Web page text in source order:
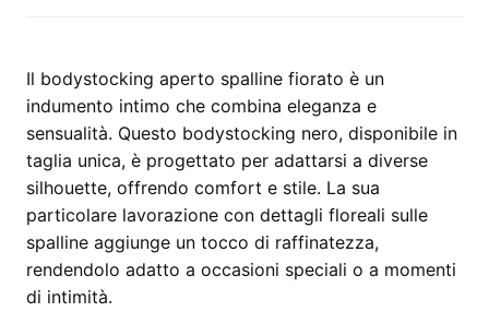
Il bodystocking aperto spalline fiorato è un
indumento intimo che combina eleganza e
sensualità. Questo bodystocking nero, disponibile in
taglia unica, è progettato per adattarsi a diverse
silhouette, offrendo comfort e stile. La sua
particolare lavorazione con dettagli floreali sulle
spalline aggiunge un tocco di raffinatezza,
rendendolo adatto a occasioni speciali o a momenti
di intimità.